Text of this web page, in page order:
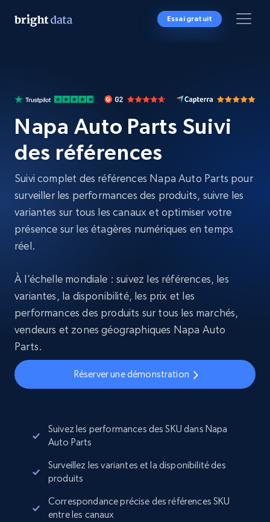
Essai gratuit
Napa Auto Parts Suivi
des références
Suivi complet des références Napa Auto Parts pour
surveiller les performances des produits, suivre les
variantes sur tous les canaux et optimiser votre
présence sur les étagères numériques en temps
réel.
À l’échelle mondiale : suivez les références, les
variantes, la disponibilité, les prix et les
performances des produits sur tous les marchés,
vendeurs et zones géographiques Napa Auto
Parts.
Réserver une démonstration
Suivez les performances des SKU dans Napa
Auto Parts
Surveillez les variantes et la disponibilité des
produits
Correspondance précise des références SKU
entre les canaux